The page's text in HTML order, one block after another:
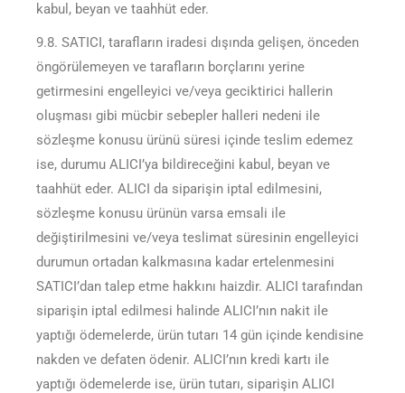
kabul, beyan ve taahhüt eder.
9.8. SATICI, tarafların iradesi dışında gelişen, önceden
öngörülemeyen ve tarafların borçlarını yerine
getirmesini engelleyici ve/veya geciktirici hallerin
oluşması gibi mücbir sebepler halleri nedeni ile
sözleşme konusu ürünü süresi içinde teslim edemez
ise, durumu ALICI’ya bildireceğini kabul, beyan ve
taahhüt eder. ALICI da siparişin iptal edilmesini,
sözleşme konusu ürünün varsa emsali ile
değiştirilmesini ve/veya teslimat süresinin engelleyici
durumun ortadan kalkmasına kadar ertelenmesini
SATICI’dan talep etme hakkını haizdir. ALICI tarafından
siparişin iptal edilmesi halinde ALICI’nın nakit ile
yaptığı ödemelerde, ürün tutarı 14 gün içinde kendisine
nakden ve defaten ödenir. ALICI’nın kredi kartı ile
yaptığı ödemelerde ise, ürün tutarı, siparişin ALICI